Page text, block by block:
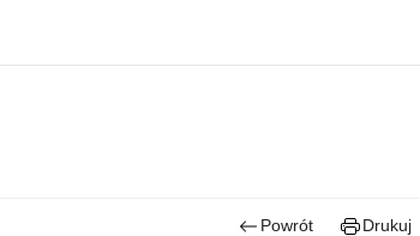
Powrót Drukuj